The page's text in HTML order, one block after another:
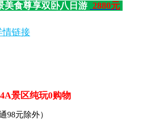
美食尊享双卧八日游 2880元
情链接
景区纯玩0购物
98元除外）